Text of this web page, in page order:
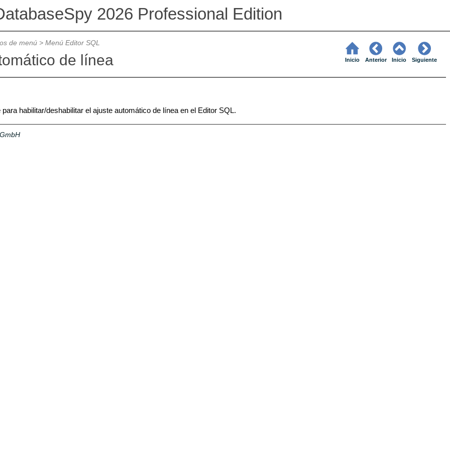
2026 Professional Edition
de menú> Menú Editor SQL
de línea Inicio Anterior Inicio Siguiente
habilitar/deshabilitar el ajuste automático de línea en el Editor SQL.